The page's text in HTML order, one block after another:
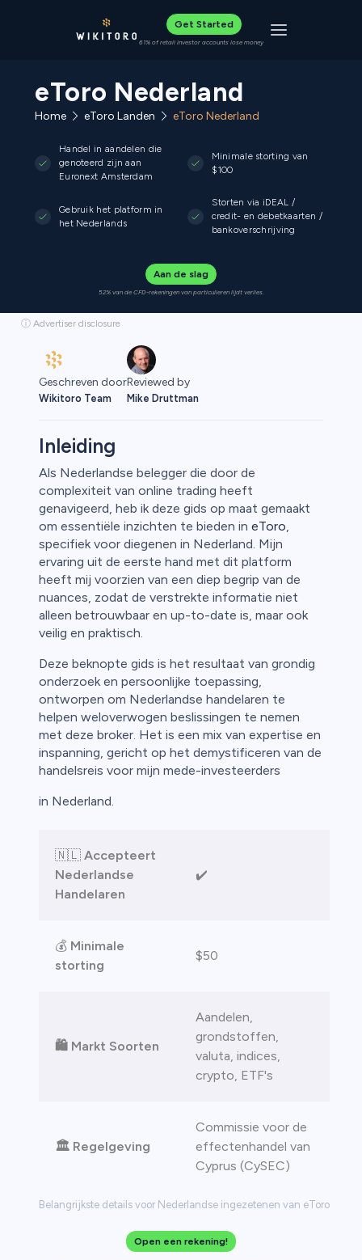
Get Started
61% of retail investor accounts lose money Toggle
eToro Nederland
Home eToro Landen eToro Nederland
Handel in aandelen die
genoteerd zijn aan
Euronext Amsterdam
Minimale storting van
$100
Gebruik het platform in
het Nederlands
Storten via iDEAL /
credit- en debetkaarten /
bankoverschrijving
Aan de slag
52% van de CFD-rekeningen van particulieren lijdt verlies.
ⓘ Advertiser disclosure
Geschreven door
Wikitoro Team
Reviewed by
Mike Druttman
Inleiding
Als Nederlandse belegger die door de
complexiteit van online trading heeft
genavigeerd, heb ik deze gids op maat gemaakt
om essentiële inzichten te bieden in eToro,
specifiek voor diegenen in Nederland. Mijn
ervaring uit de eerste hand met dit platform
heeft mij voorzien van een diep begrip van de
nuances, zodat de verstrekte informatie niet
alleen betrouwbaar en up-to-date is, maar ook
veilig en praktisch.
Deze beknopte gids is het resultaat van grondig
onderzoek en persoonlijke toepassing,
ontworpen om Nederlandse handelaren te
helpen weloverwogen beslissingen te nemen
met deze broker. Het is een mix van expertise en
inspanning, gericht op het demystificeren van de
handelsreis voor mijn mede-investeerders
in Nederland.
Belangrijkste details voor Nederlandse ingezetenen van eToro
🇳🇱 Accepteert
Nederlandse
Handelaren
✔️
💰 Minimale
storting
$50
🛍️ Markt Soorten
Aandelen,
grondstoffen,
valuta, indices,
crypto, ETF's
🏛️ Regelgeving
Commissie voor de
effectenhandel van
Cyprus (CySEC)
Open een rekening!